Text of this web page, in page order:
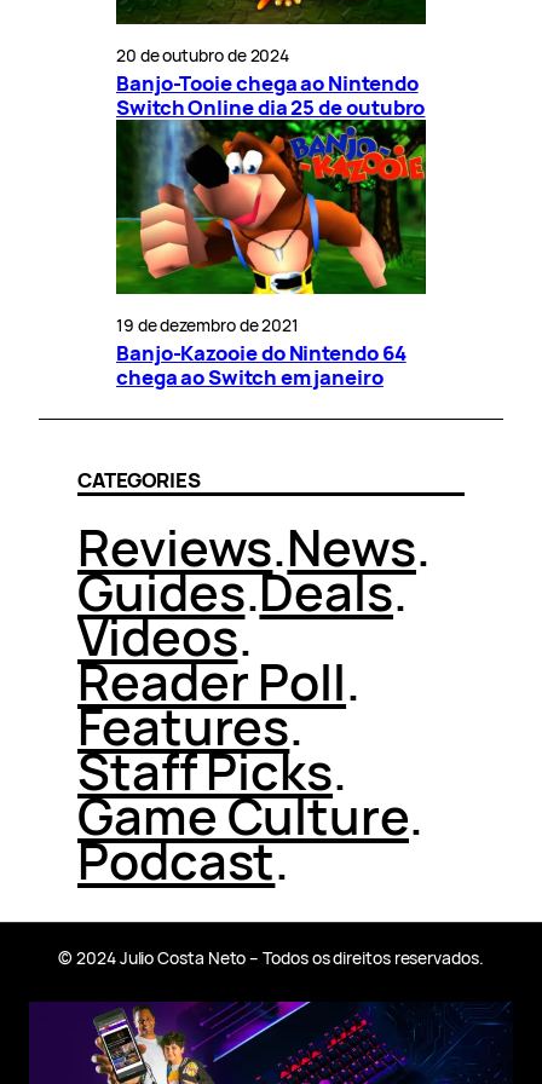
20 de outubro de 2024
Banjo-Tooie chega ao Nintendo
Switch Online dia 25 de outubro
19 de dezembro de 2021
Banjo-Kazooie do Nintendo 64
chega ao Switch em janeiro
CATEGORIES
Reviews.News.
Guides.Deals.
Videos.
Reader Poll.
Features.
Staff Picks.
Game Culture.
Podcast.
© 2024 Julio Costa Neto – Todos os direitos reservados.